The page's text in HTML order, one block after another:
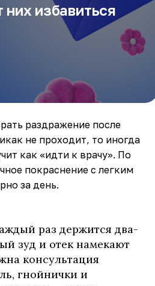
них избавиться
раздражение после
не проходит, то иногда
как «идти к врачу». По
покраснение с легким
за день.
раз держится два-
зуд и отек намекают
консультация
гнойнички и